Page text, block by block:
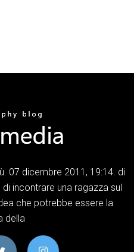
07 dicembre 2011, 19:14. di
incontrare una ragazza sul
che potrebbe essere la
della